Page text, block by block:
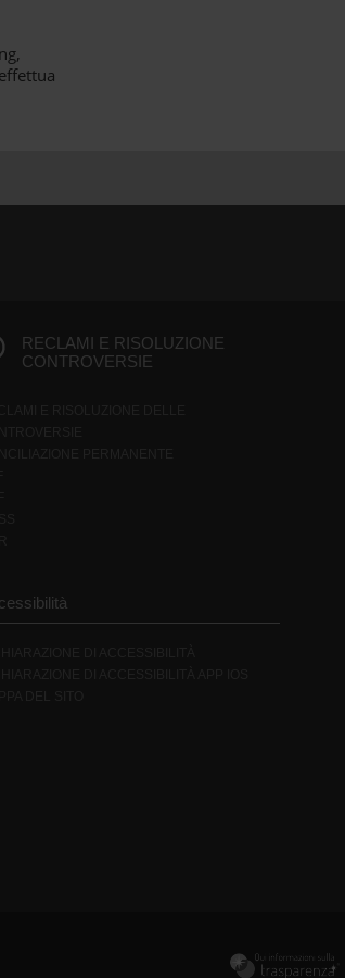
RECLAMI E RISOLUZIONE
CONTROVERSIE